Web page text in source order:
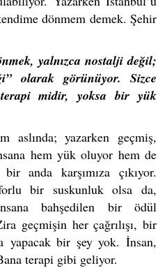
dönmem demek. Şehir
yalnızca nostalji değil;
olarak görünüyor. Sizce
midir, yoksa bir yük
aslında; yazarken geçmiş,
hem yük oluyor hem de
anda karşımıza çıkıyor.
bir suskunluk olsa da,
bahşedilen bir ödül
geçmişin her çağrılışı, bir
yapacak bir şey yok. İnsan,
terapi gibi geliyor.